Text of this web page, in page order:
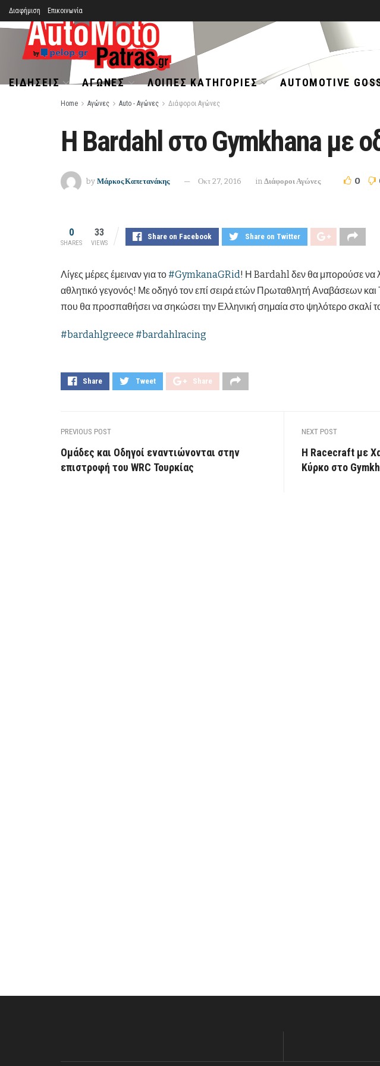
Διαφήμιση Επικοινωνία
ΕΙΔΉΣΕΙΣ ΑΓΏΝΕΣ ΛΟΙΠΈΣ ΚΑΤΗΓΟΡΊΕΣ AUTOMOTIVE
Home Αγώνες Auto - Αγώνες Διάφοροι Αγώνες
Η Bardahl στο Gymkhana με
by Μάρκος Καπετανάκης Οκτ 27, 2016 in Διάφοροι Αγώνες 0
0
SHARES
33
VIEWS
Share on Facebook Share on Twitter
Λίγες μέρες έμειναν για το#GymkanaGRid! Η Bardahl δεν θα μπορούσε να
αθλητικό γεγονός! Με οδηγό τον επί σειρά ετών Πρωταθλητή Αναβάσεων
που θα προσπαθήσει να σηκώσει την Ελληνική σημαία στο ψηλότερο σκαλί
#bardahlgreece #bardahlracing
Share Tweet Share
PREVIOUS POST
Ομάδες και Οδηγοί εναντιώνονται στην
επιστροφή του WRC Τουρκίας
NEXT POST
Η Racecraft με
Κύρκο στο